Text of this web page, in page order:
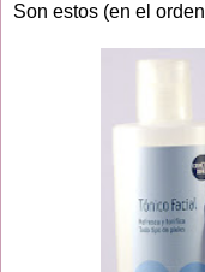
Son estos (en el